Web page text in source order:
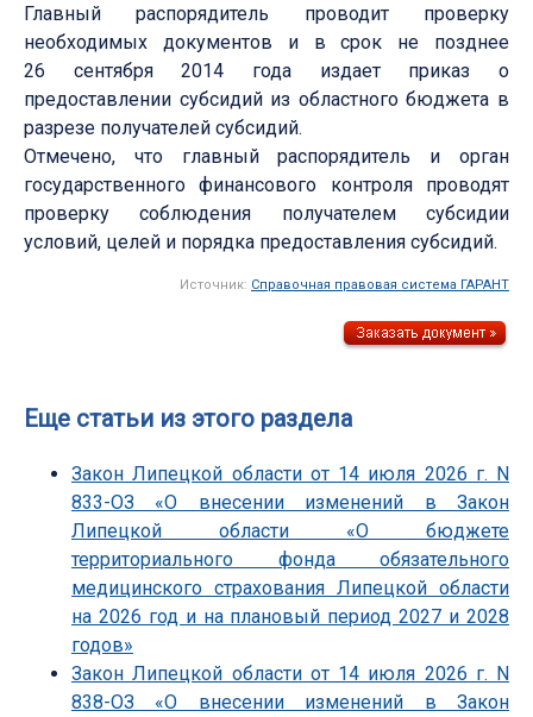
Главный распорядитель проводит проверку
необходимых документов и в срок не позднее
26 сентября 2014 года издает приказ о
предоставлении субсидий из областного бюджета в
разрезе получателей субсидий.
Отмечено, что главный распорядитель и орган
государственного финансового контроля проводят
проверку соблюдения получателем субсидии
условий, целей и порядка предоставления субсидий.
Источник: Справочная правовая система ГАРАНТ
Еще статьи из этого раздела
Закон Липецкой области от 14 июля 2026 г. N
833-ОЗ «О внесении изменений в Закон
Липецкой области «О бюджете
территориального фонда обязательного
медицинского страхования Липецкой области
на 2026 год и на плановый период 2027 и 2028
годов»
Закон Липецкой области от 14 июля 2026 г. N
838-ОЗ «О внесении изменений в Закон